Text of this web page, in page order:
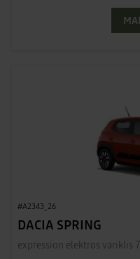
#A2343_26
DACIA SPRING
expression elektros variklis